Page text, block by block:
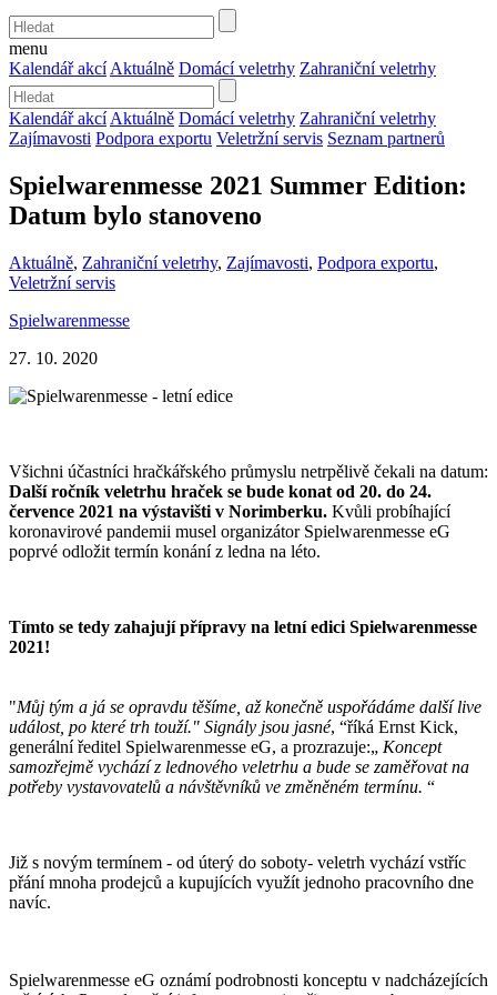
menu
Kalendář akcí Aktuálně Domácí veletrhy Zahraniční veletrhy
Kalendář akcí Aktuálně Domácí veletrhy Zahraniční veletrhy
Zajímavosti Podpora exportu Veletržní servis Seznam partnerů
Spielwarenmesse 2021 Summer Edition:
Datum bylo stanoveno
Aktuálně, Zahraniční veletrhy, Zajímavosti, Podpora exportu,
Veletržní servis
Spielwarenmesse
27. 10. 2020
Všichni účastníci hračkářského průmyslu netrpělivě čekali na datum:
Další ročník veletrhu hraček se bude konat od 20. do 24.
července 2021 na výstavišti v Norimberku. Kvůli probíhající
koronavirové pandemii musel organizátor Spielwarenmesse eG
poprvé odložit termín konání z ledna na léto.
Tímto se tedy zahajují přípravy na letní edici Spielwarenmesse
2021!
"Můj tým a já se opravdu těšíme, až konečně uspořádáme další live
událost, po které trh touží." Signály jsou jasné, “říká Ernst Kick,
generální ředitel Spielwarenmesse eG, a prozrazuje:„ Koncept
samozřejmě vychází z lednového veletrhu a bude se zaměřovat na
potřeby vystavovatelů a návštěvníků ve změněném termínu. “
Již s novým termínem - od úterý do soboty- veletrh vychází vstříc
přání mnoha prodejců a kupujících využít jednoho pracovního dne
navíc.
Spielwarenmesse eG oznámí podrobnosti konceptu v nadcházejících